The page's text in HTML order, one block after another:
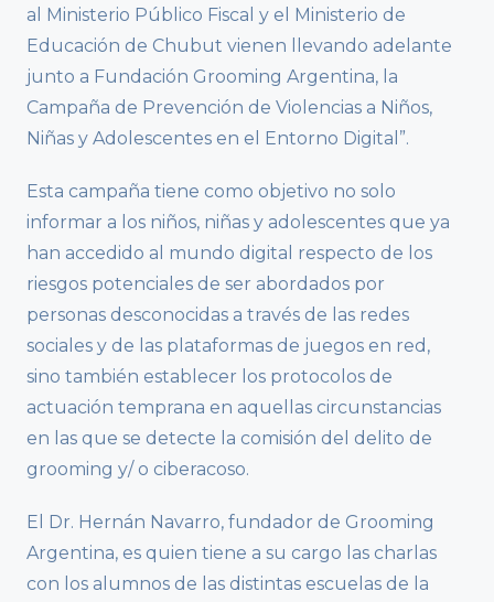
al Ministerio Público Fiscal y el Ministerio de
Educación de Chubut vienen llevando adelante
junto a Fundación Grooming Argentina, la
Campaña de Prevención de Violencias a Niños,
Niñas y Adolescentes en el Entorno Digital”.
Esta campaña tiene como objetivo no solo
informar a los niños, niñas y adolescentes que ya
han accedido al mundo digital respecto de los
riesgos potenciales de ser abordados por
personas desconocidas a través de las redes
sociales y de las plataformas de juegos en red,
sino también establecer los protocolos de
actuación temprana en aquellas circunstancias
en las que se detecte la comisión del delito de
grooming y/ o ciberacoso.
El Dr. Hernán Navarro, fundador de Grooming
Argentina, es quien tiene a su cargo las charlas
con los alumnos de las distintas escuelas de la